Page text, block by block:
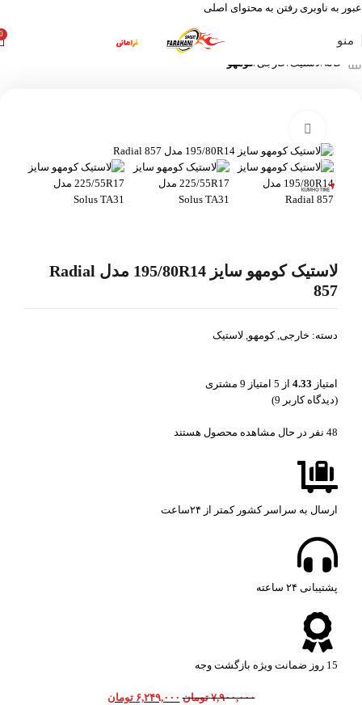
عبور به ناوبری رفتن به محتوای اصلی
منو
خانه لاستیک خارجی کومهو
-21%
لاستیک کومهو سایز 195/80R14 مدل Radial
857
دسته: خارجی, کومهو, لاستیک
امتیاز 4.33 از 5 امتیاز 9 مشتری
(دیدگاه کاربر 9
)
48 نفر در حال مشاهده محصول هستند
ارسال به سراسر کشور کمتر از ۲۴ساعت
پشتیبانی ۲۴ ساعته​
15 روز ضمانت ویژه بازگشت وجه
۷,۹۰۰,۰۰۰ تومان ۶,۲۴۹,۰۰۰ تومان